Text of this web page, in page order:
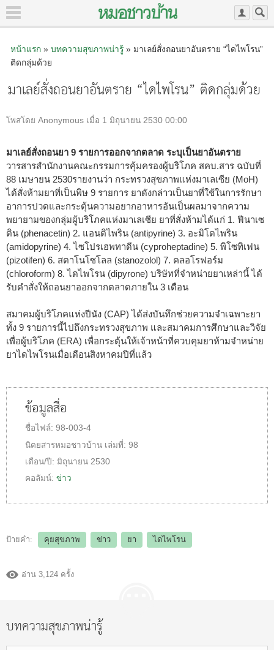
หน้าแรก» บทความสุขภาพน่ารู้» มาเลย์สั่งถอนยาอันตราย “ไดไพโรน”
ติดกลุ่มด้วย
มาเลย์สั่งถอนยาอันตราย “ไดไพโรน” ติดกลุ่มด้วย
โพสโดย Anonymous เมื่อ 1 มิถุนายน 2530 00:00
มาเลย์สั่งถอนยา 9 รายการออกจากตลาด ระบุเป็นยาอันตราย
วารสารสำนักงานคณะกรรมการคุ้มครองผู้บริโภค สคบ.สาร ฉบับที่
88 เมษายน 2530รายงานว่า กระทรวงสุขภาพแห่งมาเลเซีย (MoH)
ได้สั่งห้ามยาที่เป็นพิษ 9 รายการ ยาดังกล่าวเป็นยาที่ใช้ในการรักษา
อาการปวดและกระตุ้นความอยากอาหารอันเป็นผลมาจากความ
พยายามของกลุ่มผู้บริโภคแห่งมาเลเซีย ยาที่สั่งห้ามได้แก่ 1. ฟีนาเซ
ติน (phenacetin) 2. แอนติไพริน (antipyrine) 3. อะมิโดไพริน
(amidopyrine) 4. ไซโปรเฮพทาดีน (cyproheptadine) 5. พิโซทิเฟน
(pizotifen) 6. สตาโนโซโลล (stanozolol) 7. คลอโรฟอร์ม
(chloroform) 8. ไดไพโรน (dipyrone) บริษัทที่จำหน่ายยาเหล่านี้ ได้
รับคำสั่งให้ถอนยาออกจากตลาดภายใน 3 เดือน
สมาคมผู้บริโภคแห่งปีนัง (CAP) ได้ส่งบันทึกช่วยความจำเฉพาะยา
ทั้ง 9 รายการนี้ไปถึงกระทรวงสุขภาพ และสมาคมการศึกษาและวิจัย
เพื่อผู้บริโภค (ERA) เพื่อกระตุ้นให้เจ้าหน้าที่ควบคุมยาห้ามจำหน่าย
ยาไดไพโรนเมื่อเดือนสิงหาคมปีที่แล้ว
ข้อมูลสื่อ
ชื่อไฟล์: 98-003-4
นิตยสารหมอชาวบ้าน เล่มที่: 98
เดือน/ปี: มิถุนายน 2530
คอลัมน์: ข่าว
ป้ายคำ: คุยสุขภาพ ข่าว ยา ไดไพโรน
อ่าน 3,124 ครั้ง
บทความสุขภาพน่ารู้